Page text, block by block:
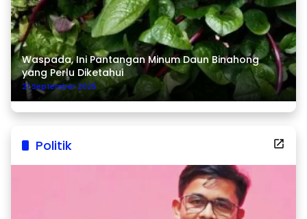
Waspada, Ini Pantangan Minum Daun Binahong
yang Perlu Diketahui
21 September 2025
Politik